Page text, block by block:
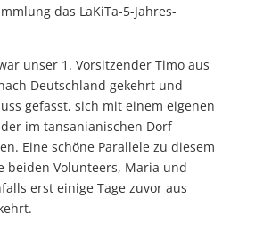
das LaKiTa-5-Jahres-
unser 1. Vorsitzender Timo aus
Deutschland gekehrt und
gefasst, sich mit einem eigenen
im tansanianischen Dorf
Eine schöne Parallele zu diesem
beiden Volunteers, Maria und
erst einige Tage zuvor aus